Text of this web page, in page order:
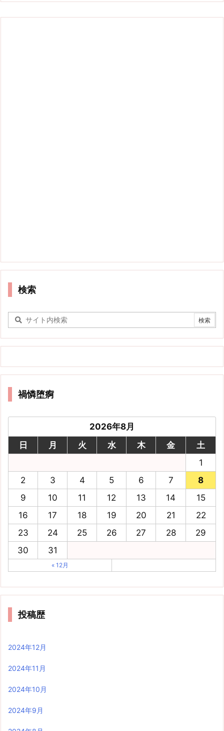
検索
禍憐堕痾
2026年8月
日
月 火 水 木 金
土
1
2
3 4 5 6 7
8
9
10 11 12 13 14
15
16
17 18 19 20 21
22
23
24 25 26 27 28
29
30
31
« 12月
投稿歴
2024年12月
2024年11月
2024年10月
2024年9月